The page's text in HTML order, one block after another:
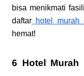
bisa menikmati
daftar hotel murah
hemat!
6 Hotel Murah